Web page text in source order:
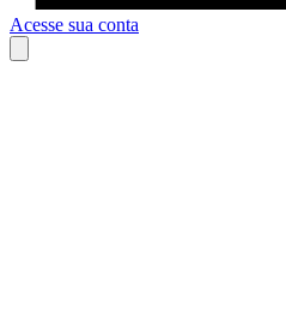
Acesse sua conta